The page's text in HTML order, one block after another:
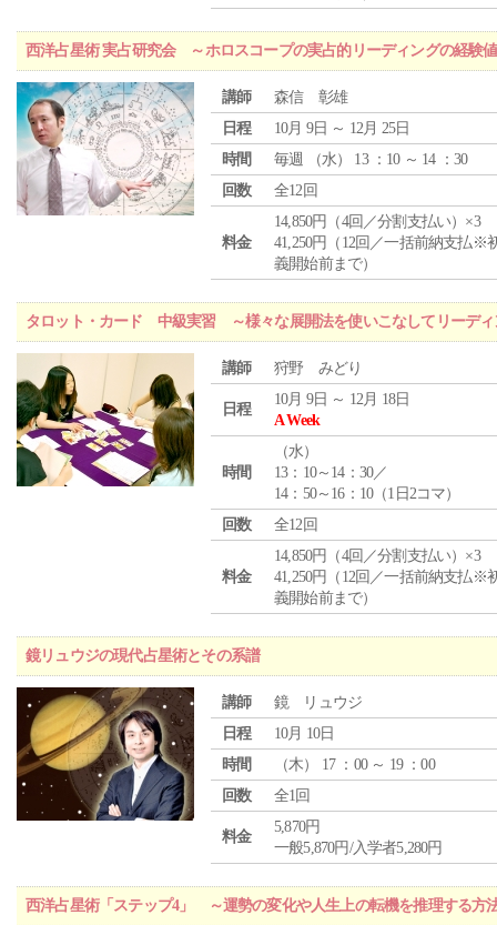
西洋占星術 実占研究会 ～ホロスコープの実占的リーディングの経験
講師
森信 彰雄
日程
10月 9日 ～ 12月 25日
時間
毎週 （水） 13 ：10 ～ 14 ：30
回数
全12回
料金
14,850円（4回／分割支払い）×3
41,250円（12回／一括前納支払※
義開始前まで）
タロット・カード 中級実習 ～様々な展開法を使いこなしてリーディ
講師 狩野 みどり
日程
10月 9日 ～ 12月 18日
A Week
時間
（水）
13：10～14：30／
14：50～16：10（1日2コマ）
回数
全12回
料金
14,850円（4回／分割支払い）×3
41,250円（12回／一括前納支払※
義開始前まで）
鏡リュウジの現代占星術とその系譜
講師
鏡 リュウジ
日程
10月 10日
時間
（木） 17 ：00 ～ 19 ：00
回数
全1回
料金
5,870円
一般5,870円/入学者5,280円
西洋占星術「ステップ4」 ～運勢の変化や人生上の転機を推理する方